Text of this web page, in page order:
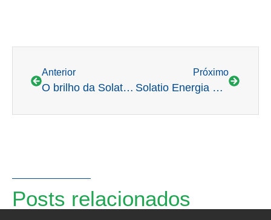
Anterior
O brilho da Solatio no segmento de energia
Próximo
Solatio Energia Livre vê tendência de ampliação da atratividade da GD no Brasil
Posts relacionados